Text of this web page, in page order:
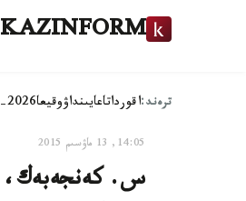
KAZINFORM
ترەند:اقورداتاعايىنداۋوقيعا2026-سايلاۋ
14:05, 13 ماۋسىم 2015